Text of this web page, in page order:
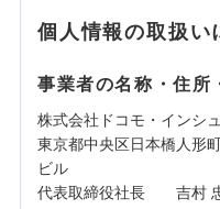
個人情報の取扱い
事業者の名称・住所
株式会社ドコモ・インシ
東京都中央区日本橋人形
ビル
代表取締役社長 吉村